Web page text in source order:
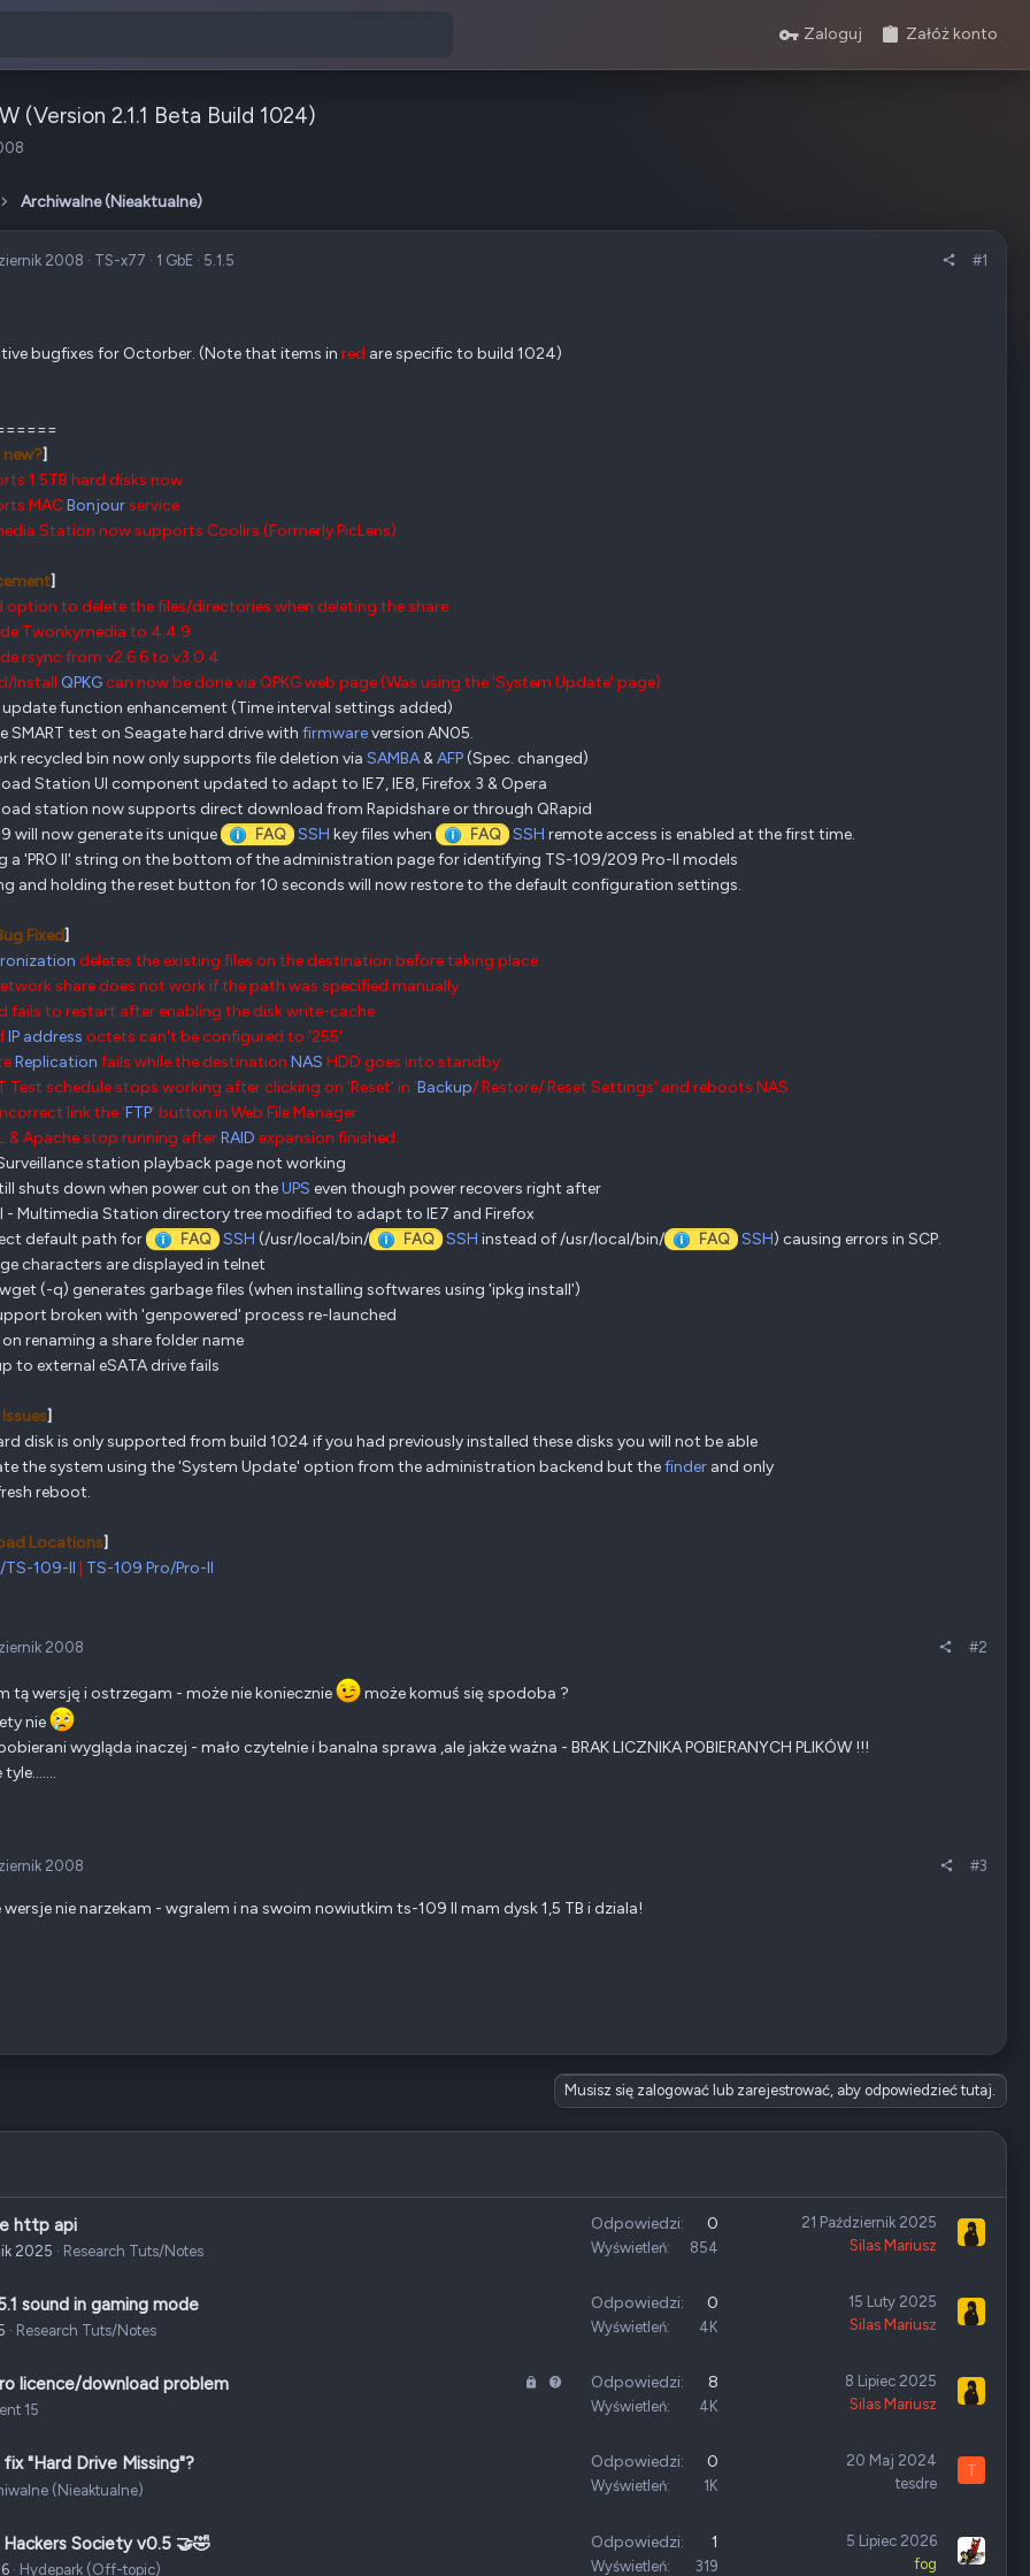
Zaloguj Załóż konto
(Version 2.1.1 Beta Build 1024)
Archiwalne (Nieaktualne)
2008 · TS-x77 · 1 GbE · 5.1.5 #1
bugfixes for Octorber. (Note that items in red are specific to build 1024)
]
1.5TB hard disks now
MACBonjourservice
Station now supports Coolirs (Formerly PicLens)
]
option to delete the files/directories when deleting the share.
Twonkymedia to 4.4.9
rsync from v2.6.6 to v3.0.4
Install QPKGcan now be done via QPKG web page (Was using the 'System Update' page)
update function enhancement (Time interval settings added)
SMART test on Seagate hard drive with firmwareversion AN05.
recycled bin now only supports file deletion via SAMBA&AFP(Spec. changed)
Station UI component updated to adapt to IE7, IE8, Firefox 3 & Opera
station now supports direct download from Rapidshare or through QRapid
will now generate its unique
FAQ SSH key files when FAQ SSH remote access is enabled at the first time.
a 'PRO II' string on the bottom of the administration page for identifying TS-109/209 Pro-II models
and holding the reset button for 10 seconds will now restore to the default configuration settings.
Fixed]
deletes the existing files on the destination before taking place
share does not work if the path was specified manually
fails to restart after enabling the disk write-cache
IP address octets can't be configured to '255'
Replication fails while the destination NAS HDD goes into standby
Test schedule stops working after clicking on 'Reset' in 'Backup/ Restore/ Reset Settings' and reboots NAS
link the 'FTP' button in Web File Manager
& Apache stop running afterRAID expansion finished.
station playback page not working
shuts down when power cut on theUPS even though power recovers right after
- Multimedia Station directory tree modified to adapt to IE7 and Firefox
default path for
FAQ SSH (/usr/local/bin/ FAQ SSH instead of /usr/local/bin/ FAQ SSH) causing errors in SCP.
characters are displayed in telnet
(-q) generates garbage files (when installing softwares using 'ipkg install')
broken with 'genpowered' process re-launched
renaming a share folder name
to external eSATA drive fails
]
disk is only supported from build 1024 if you had previously installed these disks you will not be able
the system using the 'System Update' option from the administration backend but thefinder and only
reboot.
Locations]
TS-109-II
TS-109 Pro/Pro-II
2008 #2
tą wersję i ostrzegam - może nie koniecznie
może komuś się spodoba ?
nie
wygląda inaczej - mało czytelnie i banalna sprawa ,ale jakże ważna - BRAK LICZNIKA POBIERANYCH PLIKÓW !!!
2008 #3
wersje nie narzekam - wgralem i na swoim nowiutkim ts-109 II mam dysk 1,5 TB i dziala!
Musisz się zalogować lub zarejestrować, aby odpowiedzieć tutaj.
http api
2025 Research Tuts/Notes
Odpowiedzi 0
Wyświetleń 854
21 Październik 2025
Silas Mariusz
sound in gaming mode
Research Tuts/Notes
Odpowiedzi 0
Wyświetleń 4K
15 Luty 2025
Silas Mariusz
licence/download problem
15
Odpowiedzi 8
Wyświetleń 4K
8 Lipiec 2025
Silas Mariusz
"Hard Drive Missing"?
(Nieaktualne)
Odpowiedzi 0
Wyświetleń 1K
20 Maj 2024
tesdre
T
Society v0.5 🤝🤣
Hydepark (Off-topic)
Odpowiedzi 1
Wyświetleń 319
5 Lipiec 2026
fog